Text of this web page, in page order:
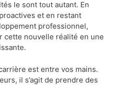
le sont tout autant. En
et en restant
professionnel,
cette nouvelle réalité en une
est entre vos mains.
il s’agit de prendre des